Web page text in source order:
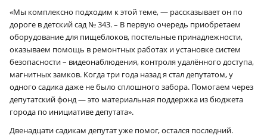
«Мы комплексно подходим к этой теме, — рассказывает он по
дороге в детский сад № 343. – В первую очередь приобретаем
оборудование для пищеблоков, постельные принадлежности,
оказываем помощь в ремонтных работах и установке систем
безопасности – видеонаблюдения, контроля удалённого доступа,
магнитных замков. Когда три года назад я стал депутатом, у
одного садика даже не было сплошного забора. Помогаем через
депутатский фонд — это материальная поддержка из бюджета
города по инициативе депутата».
Двенадцати садикам депутат уже помог, остался последний.